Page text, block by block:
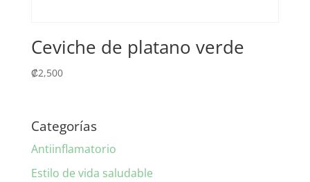
Ceviche de platano verde
₡2,500
Categorías
Antiinflamatorio
Estilo de vida saludable